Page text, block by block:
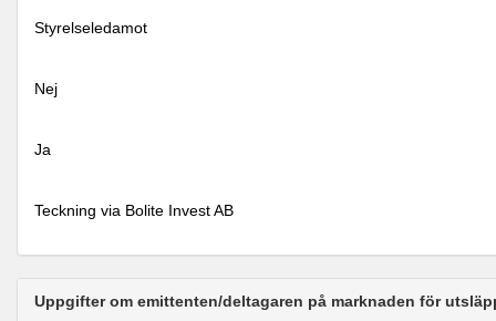
Styrelseledamot
Nej
Ja
Teckning via Bolite Invest AB
Uppgifter om emittenten/deltagaren på marknaden för